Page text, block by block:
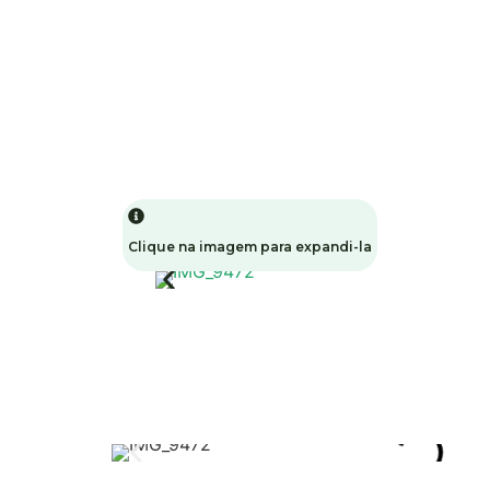
Clique na imagem para expandi-la